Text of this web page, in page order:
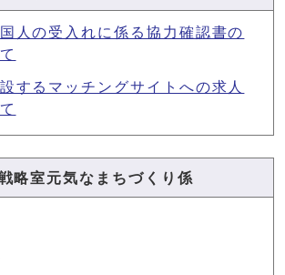
人の受入れに係る協力確認書の
するマッチングサイトへの求人
略室元気なまちづくり係